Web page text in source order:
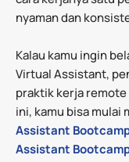
nyaman dan
Kalau kamu ingin
Virtual Assistant,
praktik kerja
ini, kamu bisa mulai
Assistant
Assistant